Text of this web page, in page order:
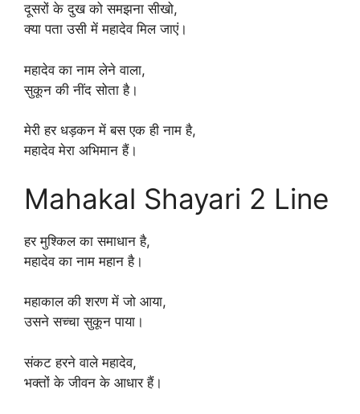
दूसरों के दुख को समझना सीखो,
क्या पता उसी में महादेव मिल जाएं।
महादेव का नाम लेने वाला,
सुकून की नींद सोता है।
मेरी हर धड़कन में बस एक ही नाम है,
महादेव मेरा अभिमान हैं।
Mahakal Shayari 2 Line
हर मुश्किल का समाधान है,
महादेव का नाम महान है।
महाकाल की शरण में जो आया,
उसने सच्चा सुकून पाया।
संकट हरने वाले महादेव,
भक्तों के जीवन के आधार हैं।